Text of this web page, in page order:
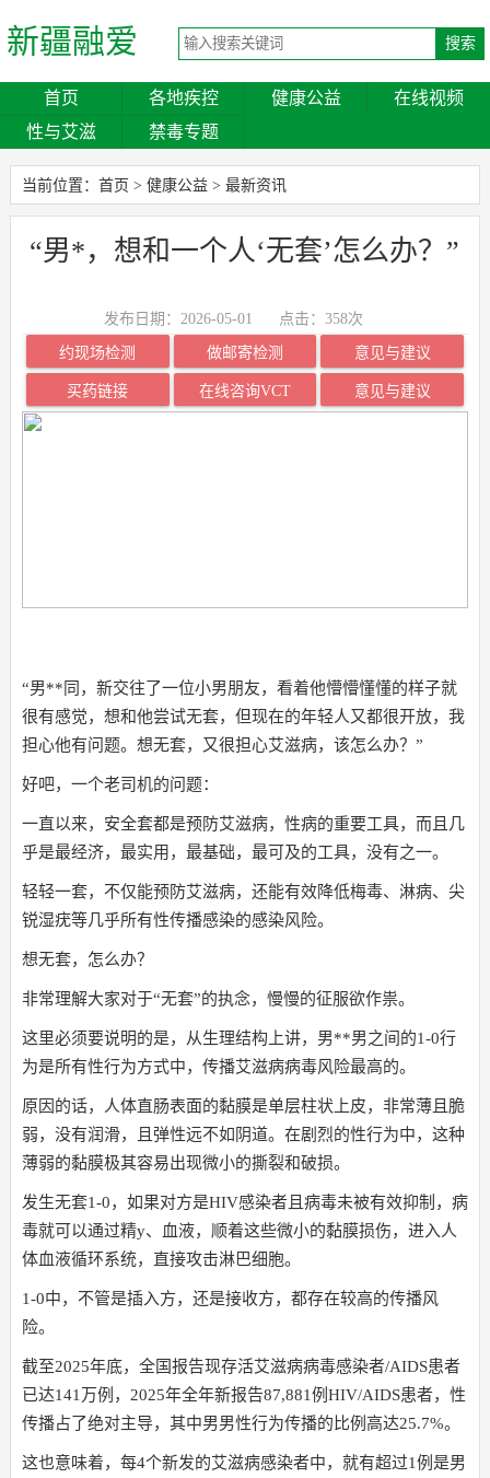
新疆融爱
首页 各地疾控 健康公益
在线视频
性与艾滋
禁毒专题
当前位置： 首页 > 健康公益 > 最新资讯
“男*，想和一个人‘无套’怎么办？”
发布日期：2026-05-01 点击：358次
约现场检测 做邮寄检测 意见与建议
买药链接 在线咨询VCT 意见与建议
“男**同，新交往了一位小男朋友，看着他懵懵懂懂的样子就
很有感觉，想和他尝试无套，但现在的年轻人又都很开放，我
担心他有问题。想无套，又很担心艾滋病，该怎么办？”
好吧，一个老司机的问题：
一直以来，安全套都是预防艾滋病，性病的重要工具，而且几
乎是最经济，最实用，最基础，最可及的工具，没有之一。
轻轻一套，不仅能预防艾滋病，还能有效降低梅毒、淋病、尖
锐湿疣等几乎所有性传播感染的感染风险。
想无套，怎么办？
非常理解大家对于“无套”的执念，慢慢的征服欲作祟。
这里必须要说明的是，从生理结构上讲，男**男之间的1-0行
为是所有性行为方式中，传播艾滋病病毒风险最高的。
原因的话，人体直肠表面的黏膜是单层柱状上皮，非常薄且脆
弱，没有润滑，且弹性远不如阴道。在剧烈的性行为中，这种
薄弱的黏膜极其容易出现微小的撕裂和破损。
发生无套1-0，如果对方是HIV感染者且病毒未被有效抑制，病
毒就可以通过精y、血液，顺着这些微小的黏膜损伤，进入人
体血液循环系统，直接攻击淋巴细胞。
1-0中，不管是插入方，还是接收方，都存在较高的传播风
险。
截至2025年底，全国报告现存活艾滋病病毒感染者/AIDS患者
已达141万例，2025年全年新报告87,881例HIV/AIDS患者，性
传播占了绝对主导，其中男男性行为传播的比例高达25.7%。
这也意味着，每4个新发的艾滋病感染者中，就有超过1例是男